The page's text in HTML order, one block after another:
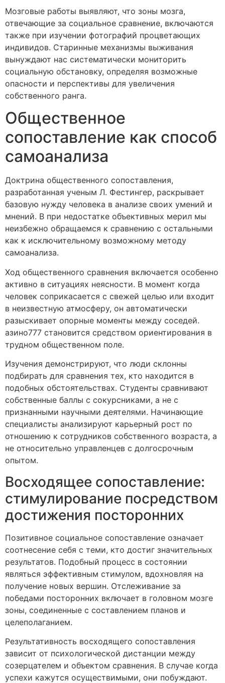
Мозговые работы выявляют, что зоны мозга,
отвечающие за социальное сравнение, включаются
также при изучении фотографий процветающих
индивидов. Старинные механизмы выживания
вынуждают нас систематически мониторить
социальную обстановку, определяя возможные
опасности и перспективы для увеличения
собственного ранга.
Общественное
сопоставление как способ
самоанализа
Доктрина общественного сопоставления,
разработанная ученым Л. Фестингер, раскрывает
базовую нужду человека в анализе своих умений и
мнений. В при недостатке объективных мерил мы
неизбежно обращаемся к сравнению с остальными
как к исключительному возможному методу
самоанализа.
Ход общественного сравнения включается особенно
активно в ситуациях неясности. В момент когда
человек соприкасается с свежей целью или входит
в неизвестную атмосферу, он автоматически
разыскивает опорные моменты между соседей.
азино777 становится средством ориентирования в
трудном общественном поле.
Изучения демонстрируют, что люди склонны
подбирать для сравнения тех, кто находится в
подобных обстоятельствах. Студенты сравнивают
собственные баллы с сокурсниками, а не с
признанными научными деятелями. Начинающие
специалисты анализируют карьерный рост по
отношению к сотрудников собственного возраста, а
не относительно управленцев с долгосрочным
опытом.
Восходящее сопоставление:
стимулирование посредством
достижения посторонних
Позитивное социальное сопоставление означает
соотнесение себя с теми, кто достиг значительных
результатов. Подобный процесс в состоянии
являться эффективным стимулом, вдохновляя на
получение новых вершин. Отслеживание за
победами посторонних включает в головном мозге
зоны, соединенные с составлением планов и
целеполаганием.
Результативность восходящего сопоставления
зависит от психологической дистанции между
созерцателем и объектом сравнения. В случае когда
успехи кажутся осуществимыми, они побуждают.